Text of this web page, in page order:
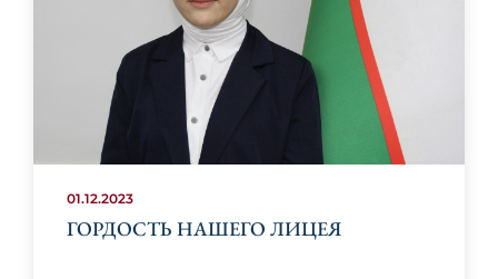
01.12.2023
ГОРДОСТЬ НАШЕГО ЛИЦЕЯ